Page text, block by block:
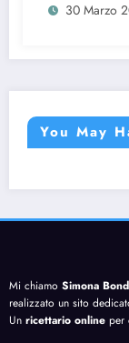
30 Marzo
You May
Mi chiamo Simona
realizzato un sito
Un ricettario online per